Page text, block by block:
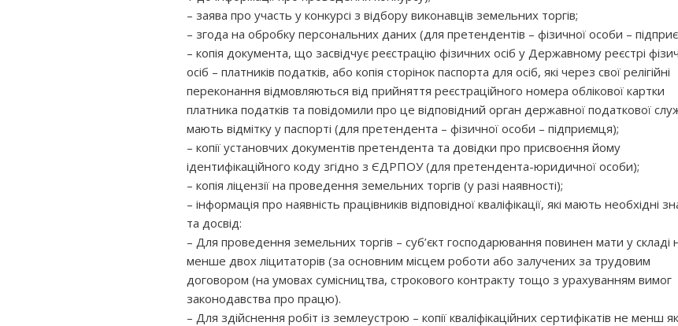
– заява про участь у конкурсі з відбору виконавців земельних торгів;
– згода на обробку персональних даних (для претендентів – фізичної особи –
– копія документа, що засвідчує реєстрацію фізичних осіб у Державному реєстрі
осіб – платників податків, або копія сторінок паспорта для осіб, які через свої релігійні
переконання відмовляються від прийняття реєстраційного номера облікової картки
платника податків та повідомили про це відповідний орган державної податкової
мають відмітку у паспорті (для претендента – фізичної особи – підприємця);
– копії установчих документів претендента та довідки про присвоєння йому
ідентифікаційного коду згідно з ЄДРПОУ (для претендента-юридичної особи);
– копія ліцензії на проведення земельних торгів (у разі наявності);
– інформація про наявність працівників відповідної кваліфікації, які мають необхідні
та досвід:
– Для проведення земельних торгів – суб’єкт господарювання повинен мати у складі
менше двох ліцитаторів (за основним місцем роботи або залучених за трудовим
договором (на умовах сумісництва, строкового контракту тощо з урахуванням вимог
законодавства про працю).
– Для здійснення робіт із землеустрою – копії кваліфікаційних сертифікатів не менш як